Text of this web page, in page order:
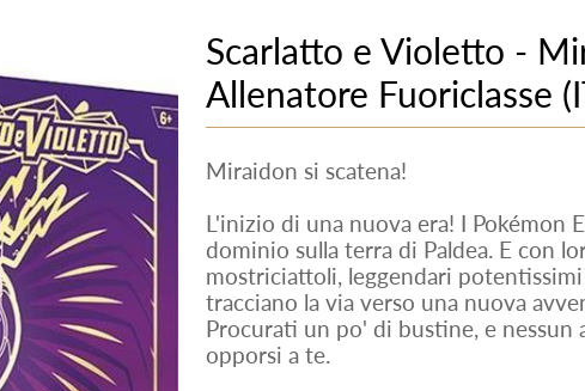
Scarlatto e Violetto -
Allenatore Fuoriclasse
Miraidon si scatena!
L'inizio di una nuova era! I Pokémon
dominio sulla terra di Paldea. E con
mostriciattoli, leggendari
tracciano la via verso una nuova
Procurati un po' di bustine, e nessun
opporsi a te.